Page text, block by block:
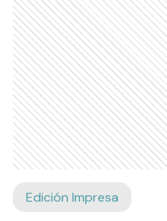
Edición Impresa